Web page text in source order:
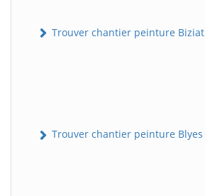
Trouver chantier peinture Biziat
Trouver chantier peinture Blyes